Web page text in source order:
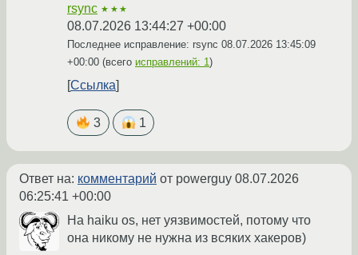
rsync ★★★
08.07.2026 13:44:27 +00:00
Последнее исправление: rsync 08.07.2026 13:45:09
+00:00 (всего исправлений: 1)
Ссылка
3 1
Ответ на: комментарий от powerguy 08.07.2026
06:25:41 +00:00
На haiku os, нет уязвимостей, потому что
она никому не нужна из всяких хакеров)